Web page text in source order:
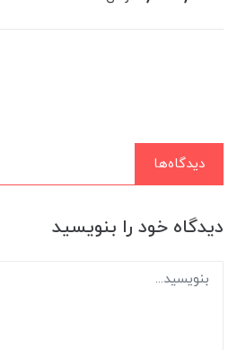
دیدگاه‌ها
دیدگاه خود را بنویسید